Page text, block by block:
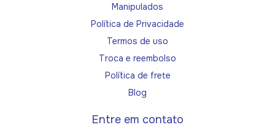
Manipulados
Política de Privacidade
Termos de uso
Troca e reembolso
Política de frete
Blog
Entre em contato